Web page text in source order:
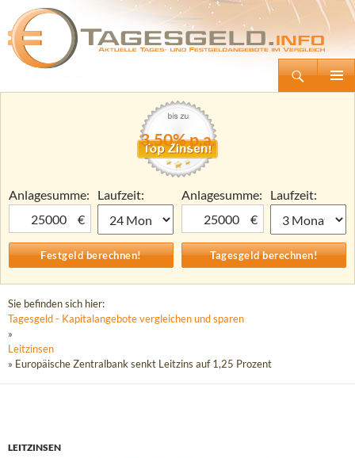
Tagesgeld.info – Tagesgeldkonten vergleichen und Tagesgeld-Zinsen berechnen
Zum
3,50% p.a.
Anlagesumme:
€
Laufzeit:
Anlagesumme:
€
Laufzeit:
Sie befinden sich hier:
Tagesgeld - Kapitalangebote vergleichen und sparen
»
Leitzinsen
» Europäische Zentralbank senkt Leitzins auf 1,25 Prozent
LEITZINSEN